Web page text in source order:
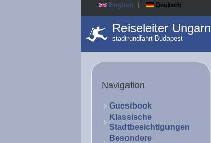
English Deutsch
Reiseleiter Ungarn
stadtrundfahrt Budapest
Navigation
Guestbook
Klassische
Stadtbesichtigungen
Besondere